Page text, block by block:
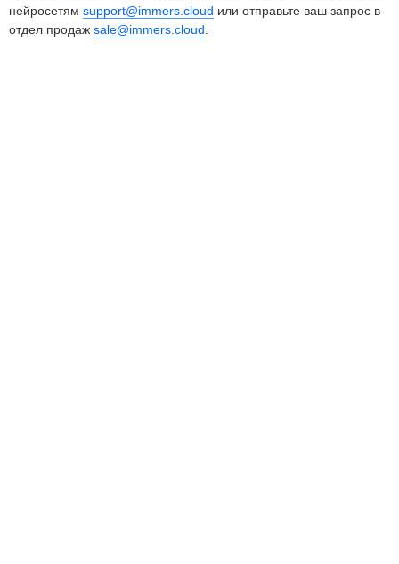
нейросетям support@immers.cloud или отправьте ваш запрос в
отдел продаж sale@immers.cloud